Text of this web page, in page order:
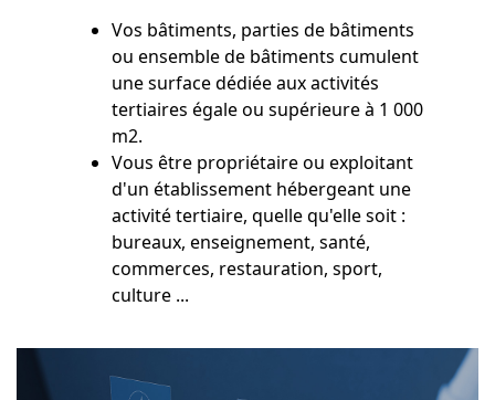
Vos bâtiments, parties de bâtiments
ou ensemble de bâtiments cumulent
une surface dédiée aux activités
tertiaires égale ou supérieure à 1 000
m2.
Vous être propriétaire ou exploitant
d'un établissement hébergeant une
activité tertiaire, quelle qu'elle soit :
bureaux, enseignement, santé,
commerces, restauration, sport,
culture ...